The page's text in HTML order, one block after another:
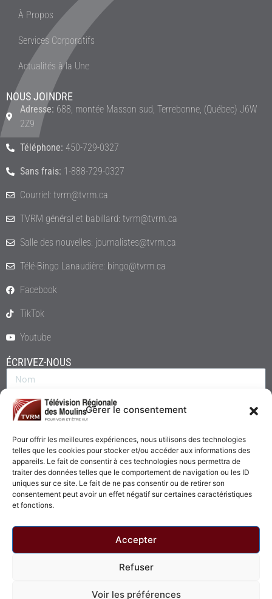
Gérer le consentement
Pour offrir les meilleures expériences, nous utilisons des technologies
telles que les cookies pour stocker et/ou accéder aux informations des
appareils. Le fait de consentir à ces technologies nous permettra de
traiter des données telles que le comportement de navigation ou les ID
uniques sur ce site. Le fait de ne pas consentir ou de retirer son
consentement peut avoir un effet négatif sur certaines caractéristiques
et fonctions.
Accepter
Refuser
Voir les préférences
À Propos
Services Corporatifs
Actualités à la Une
NOUS JOINDRE
Adresse: 688, montée Masson sud, Terrebonne, (Québec) J6W
2Z9
Téléphone: 450-729-0327
Sans frais: 1-888-729-0327
Courriel: tvrm@tvrm.ca
TVRM général et babillard: tvrm@tvrm.ca
Salle des nouvelles: journalistes@tvrm.ca
Télé-Bingo Lanaudière: bingo@tvrm.ca
Facebook
TikTok
Youtube
ÉCRIVEZ-NOUS
© 2026 - Télévision Régionale des Moulins. Tous droits réservés.